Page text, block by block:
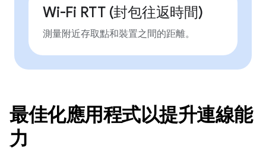
Wi-Fi RTT (封包往返時間)
測量附近存取點和裝置之間的距離。
最佳化應用程式以提升連線能
力